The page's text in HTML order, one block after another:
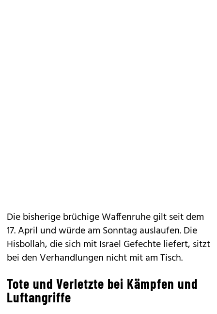
Die bisherige brüchige Waffenruhe gilt seit dem
17. April und würde am Sonntag auslaufen. Die
Hisbollah, die sich mit Israel Gefechte liefert, sitzt
bei den Verhandlungen nicht mit am Tisch.
Tote und Verletzte bei Kämpfen und
Luftangriffe